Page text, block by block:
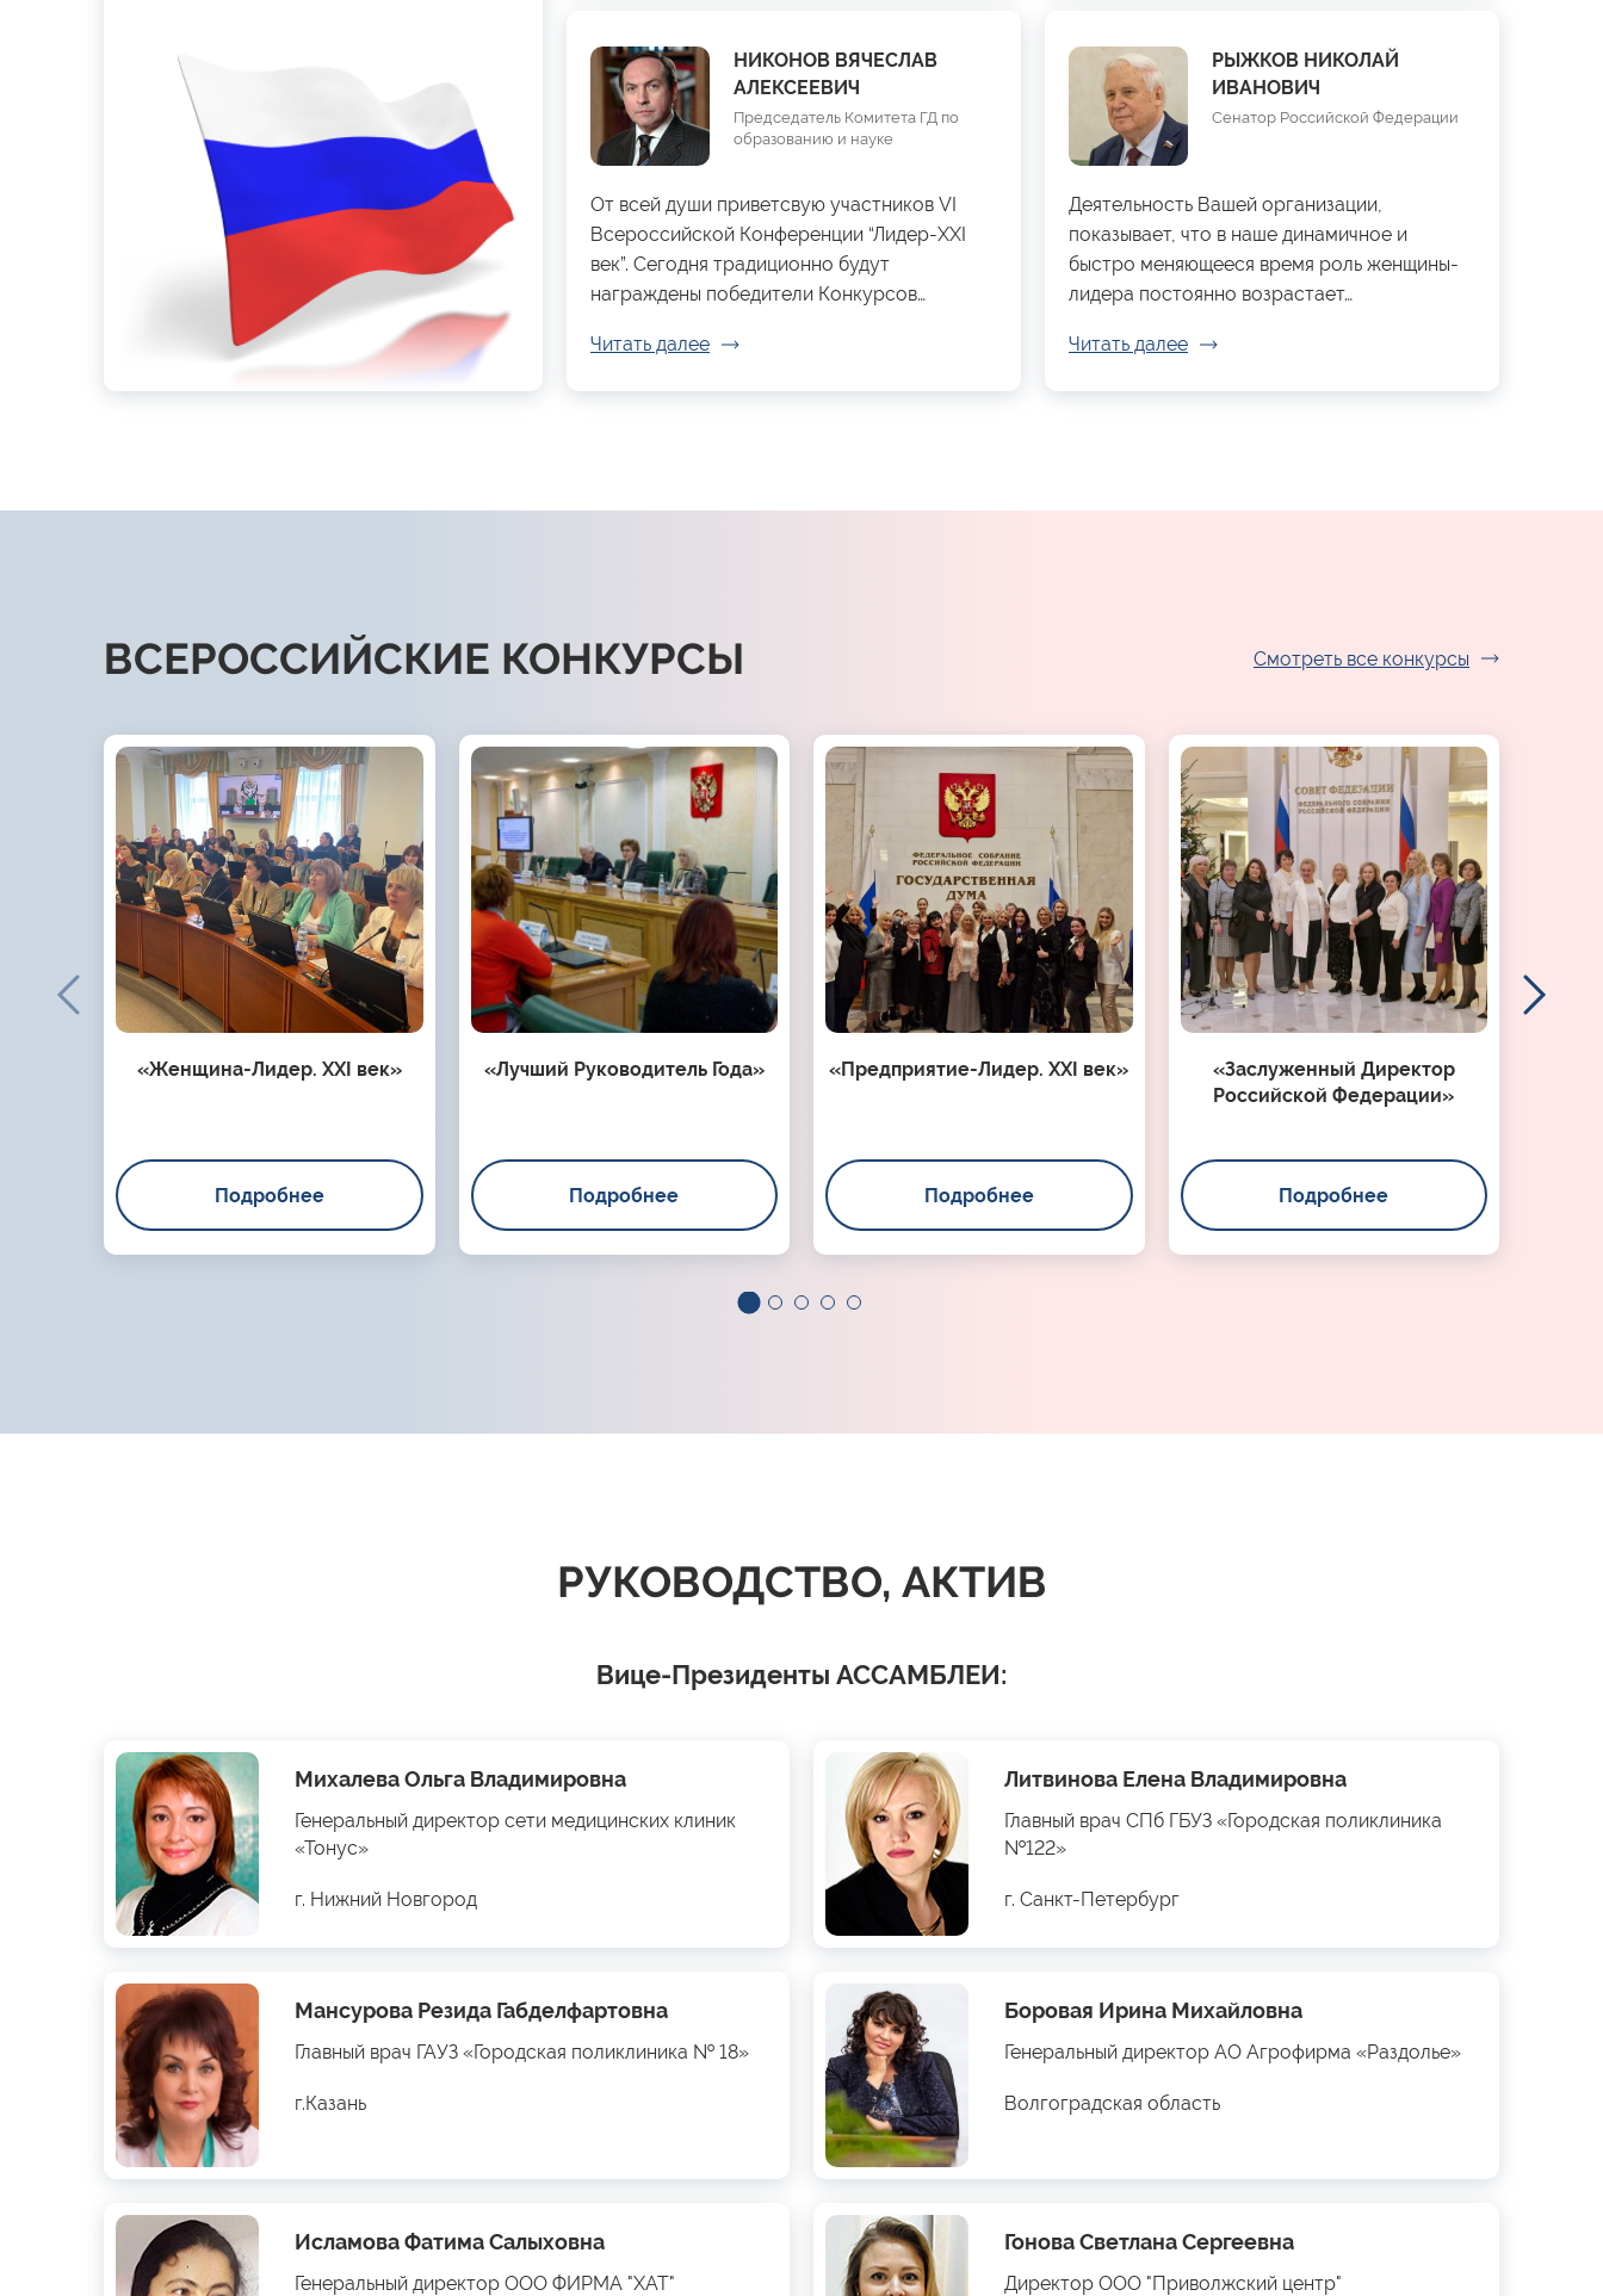
НИКОНОВ ВЯЧЕСЛАВ
АЛЕКСЕЕВИЧ
Председатель Комитета ГД по
образованию и науке
От всей души приветсвую участников VI
Всероссийской Конференции “Лидер-XXI
век”. Сегодня традиционно будут
награждены победители Конкурсов…
Читать далее
РЫЖКОВ НИКОЛАЙ
ИВАНОВИЧ
Сенатор Российской Федерации
Деятельность Вашей организации,
показывает, что в наше динамичное и
быстро меняющееся время роль женщины-
лидера постоянно возрастает…
Читать далее
ВСЕРОССИЙСКИЕ КОНКУРСЫ Смотреть все конкурсы
«Женщина-Лидер. XXI век»
Подробнее
«Лучший Руководитель Года»
Подробнее
«Предприятие-Лидер. XXI век»
Подробнее
«Заслуженный Директор
Российской Федерации»
Подробнее
РУКОВОДСТВО, АКТИВ
Вице-Президенты АССАМБЛЕИ:
Михалева Ольга Владимировна
Генеральный директор сети медицинских клиник
«Тонус»
г. Нижний Новгород
Литвинова Елена Владимировна
Главный врач СПб ГБУЗ «Городская поликлиника
№122»
г. Санкт-Петербург
Мансурова Резида Габделфартовна
Главный врач ГАУЗ «Городская поликлиника № 18»
г.Казань
Боровая Ирина Михайловна
Генеральный директор АО Агрофирма «Раздолье»
Волгоградская область
Исламова Фатима Салыховна
Генеральный директор ООО ФИРМА "ХАТ"
Гонова Светлана Сергеевна
Директор ООО "Приволжский центр"